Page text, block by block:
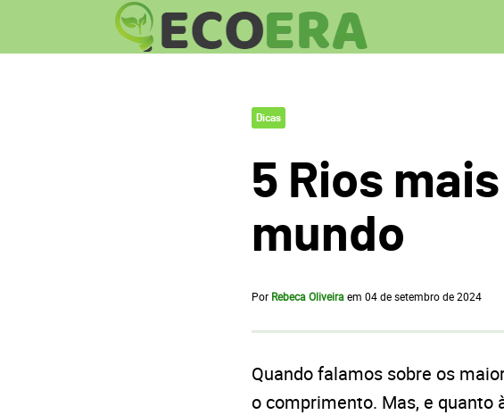
Dicas
5 Rios
mundo
Por Rebeca Oliveiraem 04 de setembro de 2024
Quando falamos sobre os
o comprimento. Mas, e quanto